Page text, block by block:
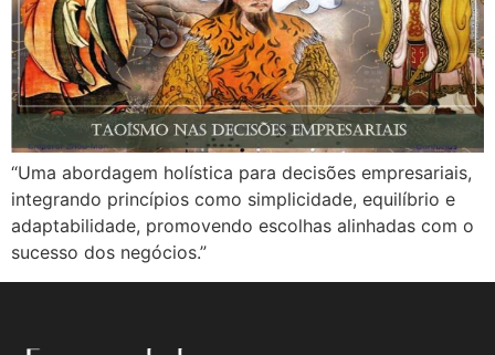
“Uma abordagem holística para decisões empresariais,
integrando princípios como simplicidade, equilíbrio e
adaptabilidade, promovendo escolhas alinhadas com o
sucesso dos negócios.”